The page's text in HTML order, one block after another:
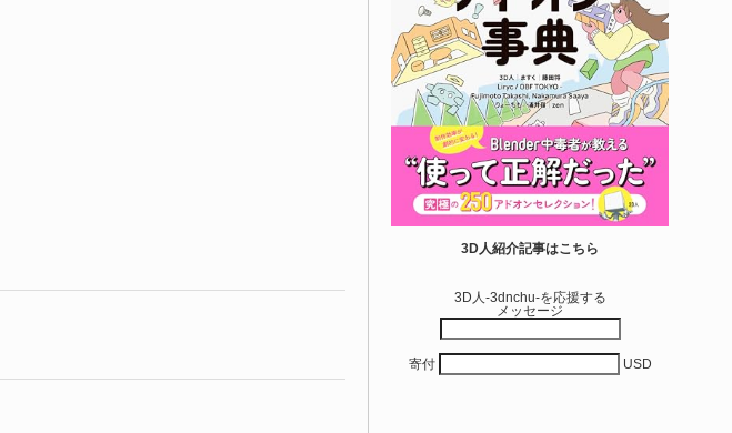
3D人紹介記事はこちら
3D人-3dnchu-を応援する
メッセージ
寄付 USD